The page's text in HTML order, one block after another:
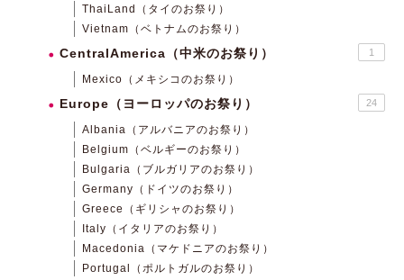
ThaiLand（タイのお祭り）
Vietnam（ベトナムのお祭り）
CentralAmerica（中米のお祭り） 1
Mexico（メキシコのお祭り）
Europe（ヨーロッパのお祭り） 24
Albania（アルバニアのお祭り）
Belgium（ベルギーのお祭り）
Bulgaria（ブルガリアのお祭り）
Germany（ドイツのお祭り）
Greece（ギリシャのお祭り）
Italy（イタリアのお祭り）
Macedonia（マケドニアのお祭り）
Portugal（ポルトガルのお祭り）